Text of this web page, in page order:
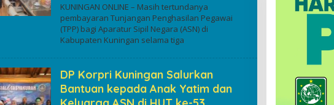
KUNINGAN ONLINE – Masih tertundanya
pembayaran Tunjangan Penghasilan Pegawai
(TPP) bagi Aparatur Sipil Negara (ASN) di
Kabupaten Kuningan selama tiga
DP Korpri Kuningan Salurkan
Bantuan kepada Anak Yatim dan